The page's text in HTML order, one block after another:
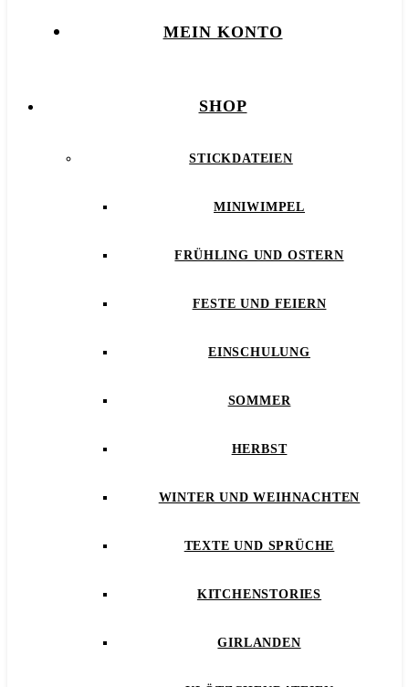
MEIN KONTO
SHOP
STICKDATEIEN
MINIWIMPEL
FRÜHLING UND OSTERN
FESTE UND FEIERN
EINSCHULUNG
SOMMER
HERBST
WINTER UND WEIHNACHTEN
TEXTE UND SPRÜCHE
KITCHENSTORIES
GIRLANDEN